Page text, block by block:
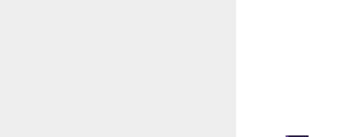
Nossa
Para visualizar